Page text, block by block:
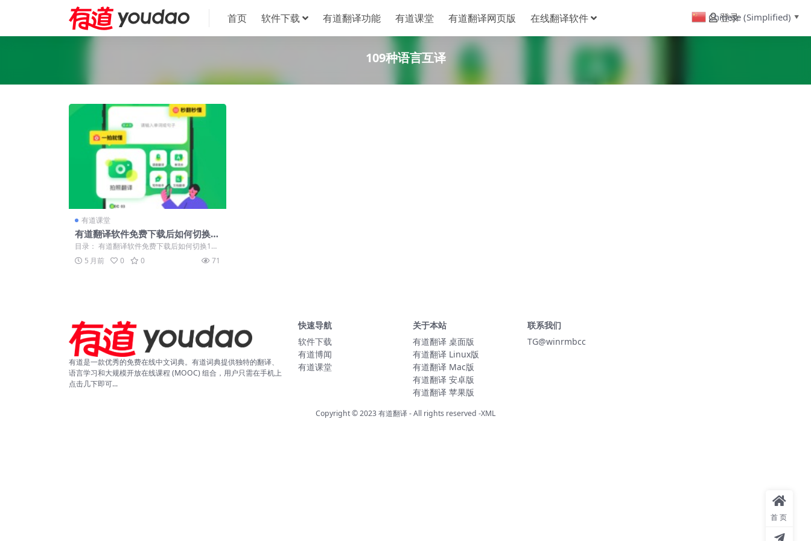
首页 软件下载 有道翻译功能 有道课堂 有道翻译网页版 在线翻译软件 登录
109种语言互译
有道课堂
有道翻译软件免费下载后如何切换1
09种语言互译
目录： 有道翻译软件免费下载后如何切换109
种语言互译用于网络推广 有道翻译软件...
5 月前 0 0 71
有道是一款优秀的免费在线中文词典。有道词典提供独特的翻译、
语言学习和大规模开放在线课程 (MOOC) 组合，用户只需在手机上
点击几下即可...
快速导航
软件下载
有道博闻
有道课堂
关于本站
有道翻译 桌面版
有道翻译 Linux版
有道翻译 Mac版
有道翻译 安卓版
有道翻译 苹果版
联系我们
TG@winrmbcc
Copyright © 2023有道翻译- All rights reserved -XML
首页
Chinese (Simplified) ▼